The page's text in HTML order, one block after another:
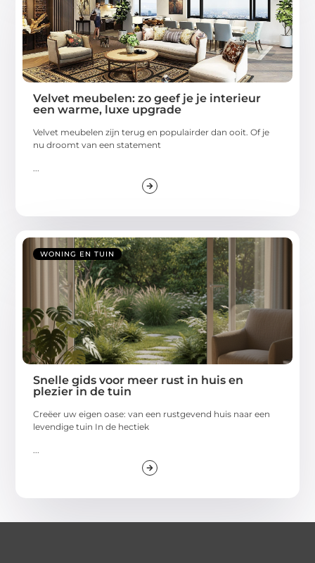
Velvet meubelen: zo geef je je interieur
een warme, luxe upgrade
Velvet meubelen zijn terug en populairder dan ooit. Of je
nu droomt van een statement
WONING EN TUIN
Snelle gids voor meer rust in huis en
plezier in de tuin
Creëer uw eigen oase: van een rustgevend huis naar een
levendige tuin In de hectiek